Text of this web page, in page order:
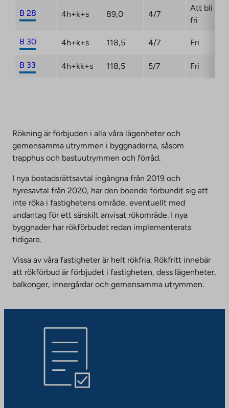
B 28 4h+k+s 89,0 4/7
Att bli
fri
B 30 4h+k+s 118,5 4/7 Fri
B 33 4h+kk+s 118,5 5/7 Fri
Rökning är förbjuden i alla våra lägenheter och
gemensamma utrymmen i byggnaderna, såsom
trapphus och bastuutrymmen och förråd.
I nya bostadsrättsavtal ingångna från 2019 och
hyresavtal från 2020, har den boende förbundit sig att
inte röka i fastighetens område, eventuellt med
undantag för ett särskilt anvisat rökområde. I nya
byggnader har rökförbudet redan implementerats
tidigare.
Vissa av våra fastigheter är helt rökfria. Rökfritt innebär
att rökförbud är förbjudet i fastigheten, dess lägenheter,
balkonger, innergårdar och gemensamma utrymmen.